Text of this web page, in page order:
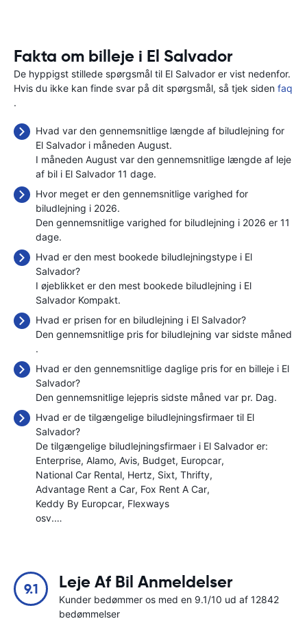
Fakta om billeje i El Salvador
De hyppigst stillede spørgsmål til El Salvador er vist nedenfor.
Hvis du ikke kan finde svar på dit spørgsmål, så tjek siden faq
.
Hvad var den gennemsnitlige længde af biludlejning for
El Salvador i måneden August.
I måneden August var den gennemsnitlige længde af leje
af bil i El Salvador 11 dage.
Hvor meget er den gennemsnitlige varighed for
biludlejning i 2026.
Den gennemsnitlige varighed for biludlejning i 2026 er 11
dage.
Hvad er den mest bookede biludlejningstype i El
Salvador?
I øjeblikket er den mest bookede biludlejning i El
Salvador Kompakt.
Hvad er prisen for en biludlejning i El Salvador?
Den gennemsnitlige pris for biludlejning var sidste måned
.
Hvad er den gennemsnitlige daglige pris for en billeje i El
Salvador?
Den gennemsnitlige lejepris sidste måned var pr. Dag.
Hvad er de tilgængelige biludlejningsfirmaer til El
Salvador?
De tilgængelige biludlejningsfirmaer i El Salvador er:
Enterprise Alamo Avis Budget Europcar
National Car Rental Hertz Sixt Thrifty
Advantage Rent a Car Fox Rent A Car
Keddy By Europcar Flexways
osv.…
9.1 Leje Af Bil Anmeldelser
Kunder bedømmer os med en 9.1/10 ud af 12842
bedømmelser